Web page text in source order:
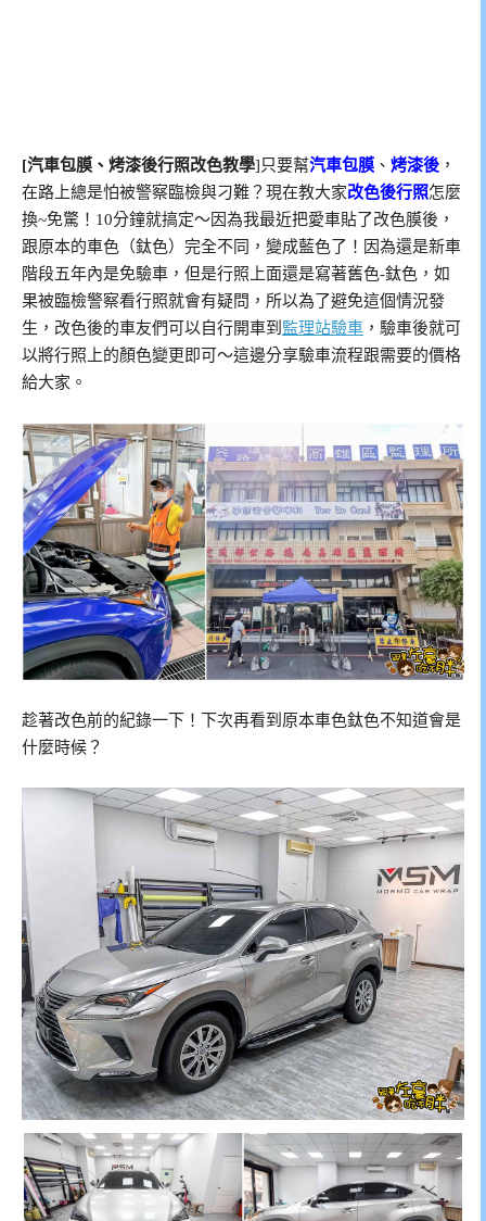
[汽車包膜、烤漆後行照改色教學]只要幫汽車包膜 、 烤漆後 ，
在路上總是怕被警察臨檢與刁難？現在教大家改色後行照怎麼
換~免驚！10分鐘就搞定～因為我最近把愛車貼了改色膜後，
跟原本的車色（鈦色）完全不同，變成藍色了！因為還是新車
階段五年內是免驗車，但是行照上面還是寫著舊色-鈦色，如
果被臨檢警察看行照就會有疑問，所以為了避免這個情況發
生，改色後的車友們可以自行開車到 監理站驗車 ，驗車後就可
以將行照上的顏色變更即可～這邊分享驗車流程跟需要的價格
給大家。
趁著改色前的紀錄一下！下次再看到原本車色鈦色不知道會是
什麼時候？